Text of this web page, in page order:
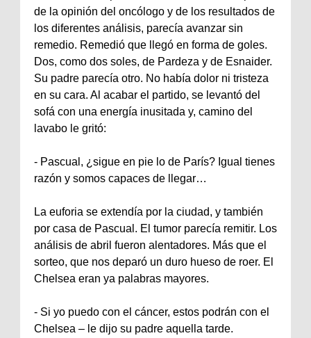
de la opinión del oncólogo y de los resultados de
los diferentes análisis, parecía avanzar sin
remedio. Remedió que llegó en forma de goles.
Dos, como dos soles, de Pardeza y de Esnaider.
Su padre parecía otro. No había dolor ni tristeza
en su cara. Al acabar el partido, se levantó del
sofá con una energía inusitada y, camino del
lavabo le gritó:
‐ Pascual, ¿sigue en pie lo de París? Igual tienes
razón y somos capaces de llegar…
La euforia se extendía por la ciudad, y también
por casa de Pascual. El tumor parecía remitir. Los
análisis de abril fueron alentadores. Más que el
sorteo, que nos deparó un duro hueso de roer. El
Chelsea eran ya palabras mayores.
‐ Si yo puedo con el cáncer, estos podrán con el
Chelsea – le dijo su padre aquella tarde.